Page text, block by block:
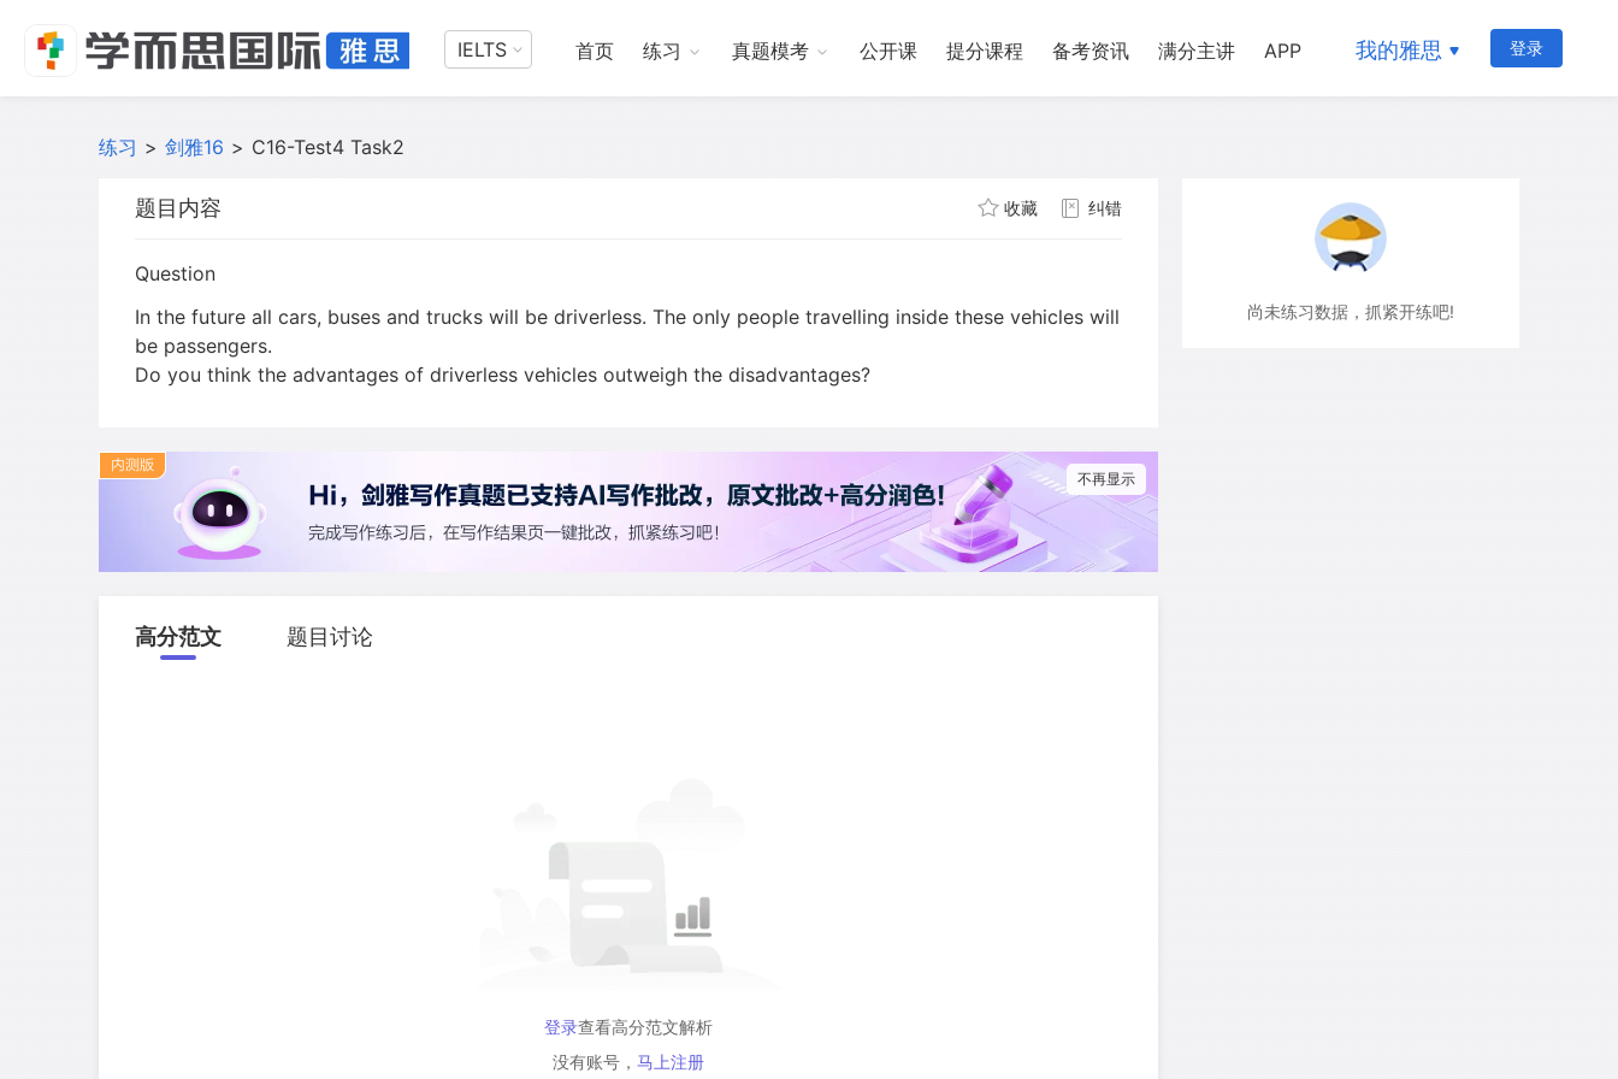
IELTS 首页 练习 真题模考 公开课 提分课程 备考资讯 满分主讲 APP 我的雅思 登录
练习 > 剑雅16 > C16-Test4 Task2
题目内容 收藏 纠错
Question
In the future all cars, buses and trucks will be driverless. The only people travelling inside these vehicles will
be passengers.
Do you think the advantages of driverless vehicles outweigh the disadvantages?
不再显示
高分范文 题目讨论
登录查看高分范文解析
没有账号， 马上注册
尚未练习数据，抓紧开练吧!